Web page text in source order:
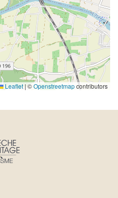
Leaflet |©Openstreetmapcontributors